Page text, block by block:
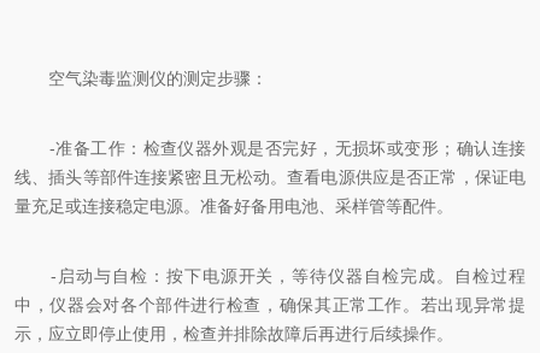
空气染毒监测仪的测定步骤：
-准备工作：检查仪器外观是否完好，无损坏或变形；确认连接
线、插头等部件连接紧密且无松动。查看电源供应是否正常，保证电
量充足或连接稳定电源。准备好备用电池、采样管等配件。
-启动与自检：按下电源开关，等待仪器自检完成。自检过程
中，仪器会对各个部件进行检查，确保其正常工作。若出现异常提
示，应立即停止使用，检查并排除故障后再进行后续操作。